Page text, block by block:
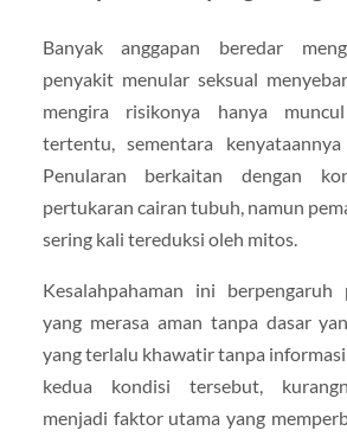
Banyak anggapan beredar
penyakit menular seksual
mengira risikonya hanya
tertentu, sementara
Penularan berkaitan dengan
pertukaran cairan tubuh, namun
sering kali tereduksi oleh mitos.
Kesalahpahaman ini berpengaruh
yang merasa aman tanpa dasar
yang terlalu khawatir tanpa
kedua kondisi tersebut,
menjadi faktor utama yang